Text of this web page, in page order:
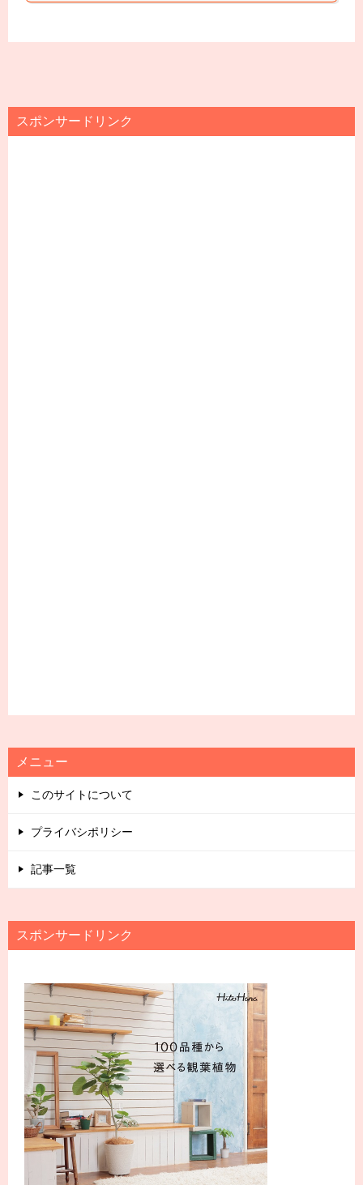
スポンサードリンク
メニュー
このサイトについて
プライバシポリシー
記事一覧
スポンサードリンク